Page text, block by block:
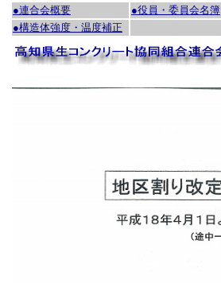
●連合会概要 ●役員・委員会名簿
●構造体強度・温度補正